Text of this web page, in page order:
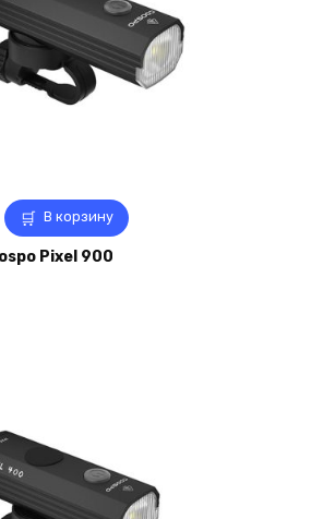
В корзину
Pixel 900